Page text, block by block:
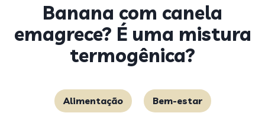
Banana com canela
emagrece? É uma mistura
termogênica?
Alimentação Bem-estar